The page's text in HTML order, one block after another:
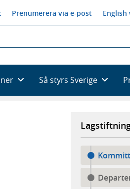
Prenumerera via e-post English
Så styrs Sverige